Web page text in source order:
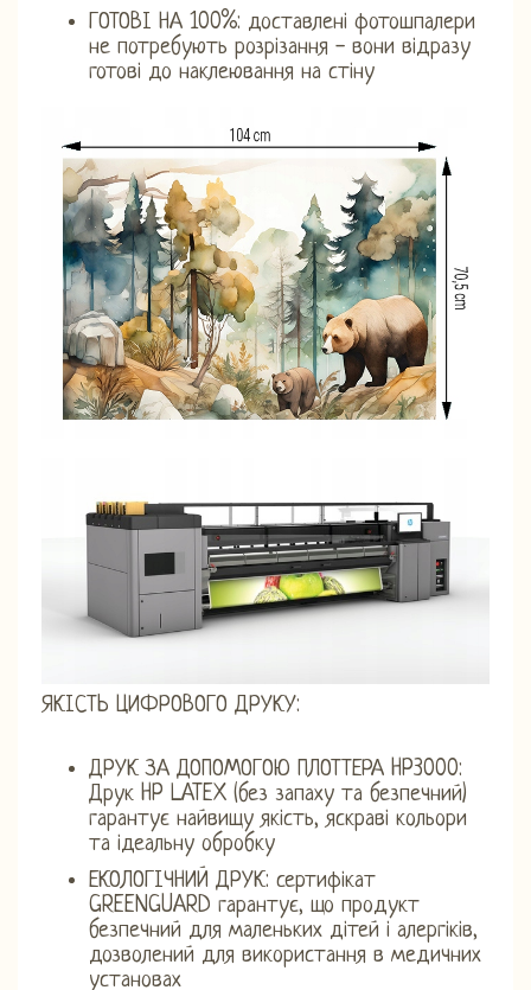
ГОТОВІ НА 100%: доставлені фотошпалери
не потребують розрізання - вони відразу
готові до наклеювання на стіну
ЯКІСТЬ ЦИФРОВОГО ДРУКУ:
ДРУК ЗА ДОПОМОГОЮ ПЛОТТЕРА HP3000:
Друк HP LATEX (без запаху та безпечний)
гарантує найвищу якість, яскраві кольори
та ідеальну обробку
ЕКОЛОГІЧНИЙ ДРУК: сертифікат
GREENGUARD гарантує, що продукт
безпечний для маленьких дітей і алергіків,
дозволений для використання в медичних
установах